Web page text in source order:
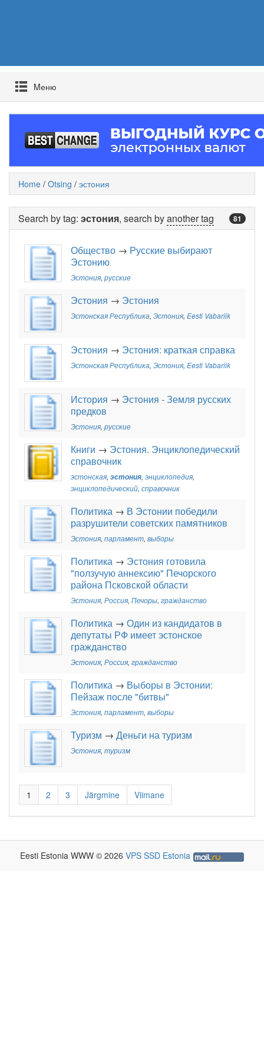
Mеню
Home / Otsing / эстония
81
Search by tag: эстония, search byanother tag
Общество → Русские выбирают
Эстонию
Эстония, русские
Эстония → Эстония
Эстонская Республика, Эстония, Eesti Vabariik
Эстония → Эстония: краткая справка
Эстонская Республика, Эстония, Eesti Vabariik
История → Эстония - Земля русских
предков
Эстония, русские
Книги → Эстония. Энциклопедический
справочник
эстонская, эстония, энциклопедия,
энциклопедический, справочник
Политика → В Эстонии победили
разрушители советских памятников
Эстония, парламент, выборы
Политика → Эстония готовила
"ползучую аннексию" Печорского
района Псковской области
Эстония, Россия, Печоры, гражданство
Политика → Один из кандидатов в
депутаты РФ имеет эстонское
гражданство
Эстония, Россия, гражданство
Политика → Выборы в Эстонии:
Пейзаж после "битвы"
Эстония, парламент, выборы
Туризм → Деньги на туризм
Эстония, туризм
1 2 3 Järgmine Viimane
Eesti Estonia WWW © 2026 VPS SSD Estonia